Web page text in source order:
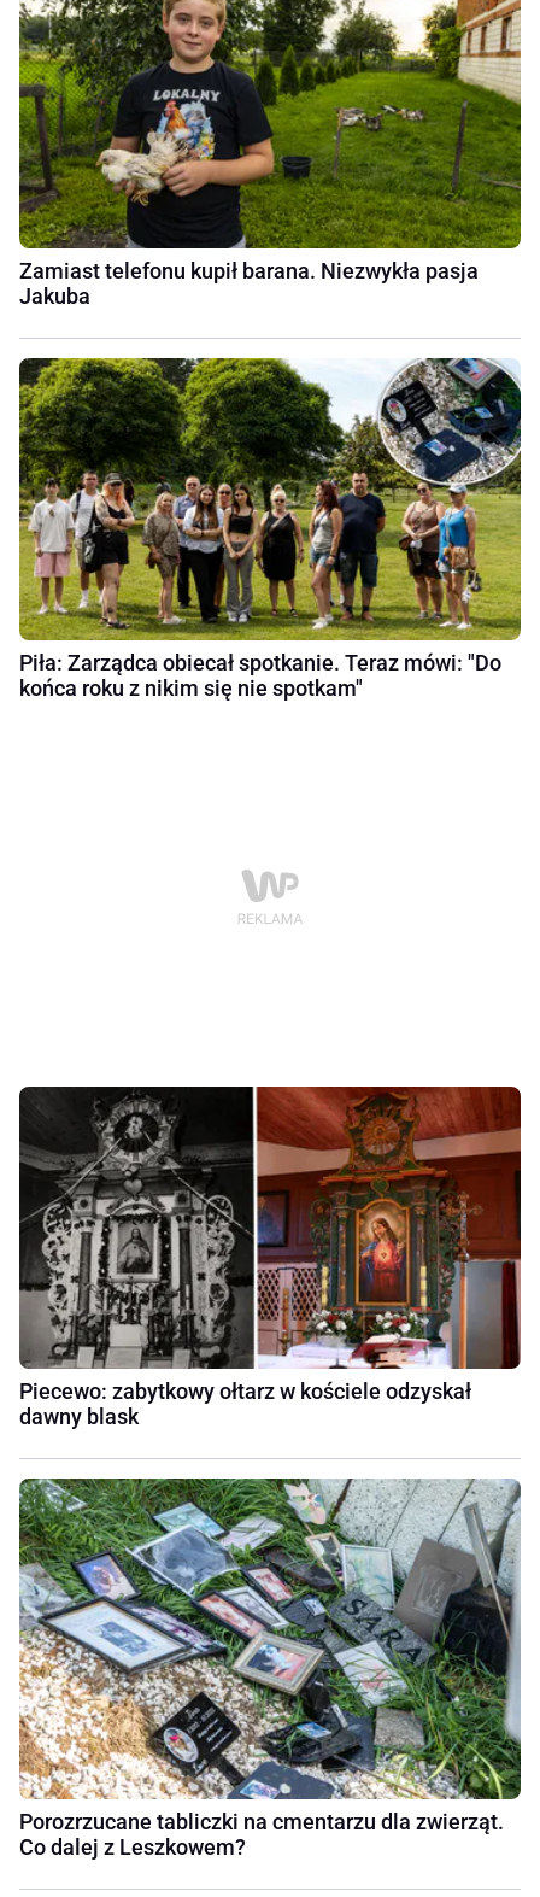
Zamiast telefonu kupił barana. Niezwykła pasja
Jakuba
Piła: Zarządca obiecał spotkanie. Teraz mówi: "Do
końca roku z nikim się nie spotkam"
Piecewo: zabytkowy ołtarz w kościele odzyskał
dawny blask
Porozrzucane tabliczki na cmentarzu dla zwierząt.
Co dalej z Leszkowem?